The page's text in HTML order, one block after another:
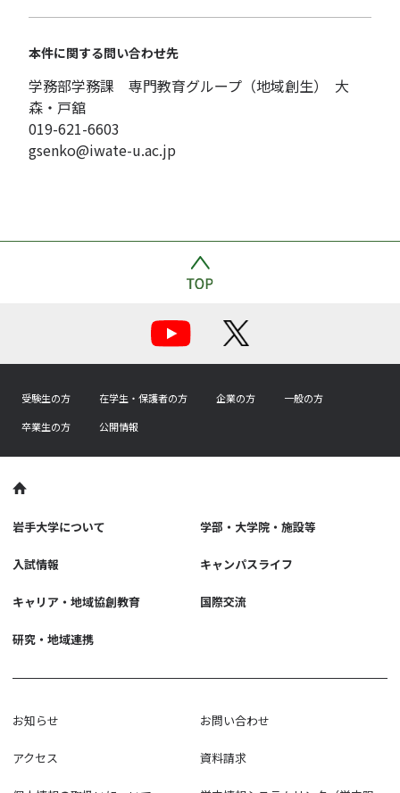
本件に関する問い合わせ先
学務部学務課 専門教育グループ（地域創生） 大
森・戸舘
019-621-6603
gsenko@iwate-u.ac.jp
受験生の方 在学生・保護者の方 企業の方
一般の方
卒業生の方
公開情報
岩手大学について 学部・大学院・施設等
入試情報 キャンパスライフ
キャリア・地域協創教育 国際交流
研究・地域連携
お知らせ お問い合わせ
アクセス 資料請求